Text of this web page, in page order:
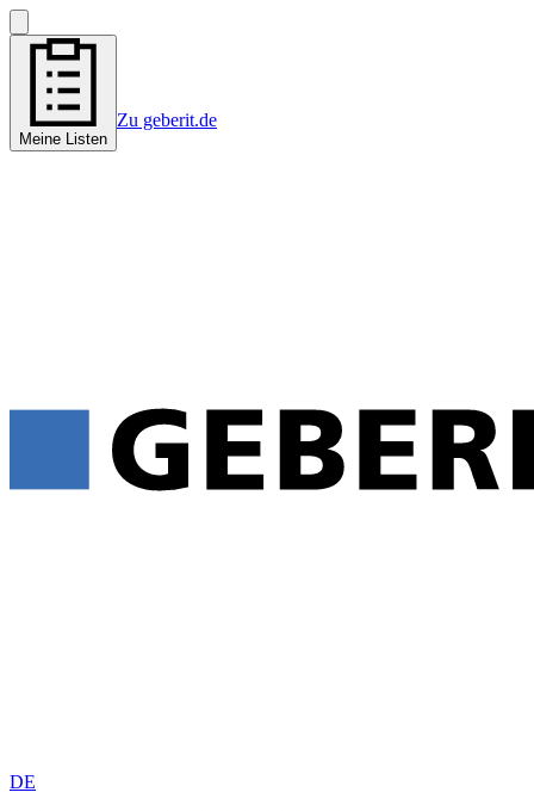
Meine Listen
Zu geberit.de
DE